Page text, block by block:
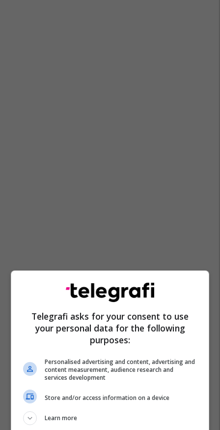
Telegrafi asks for your consent to use
your personal data for the following
purposes:
Personalised advertising and content, advertising and
content measurement, audience research and
services development
Store and/or access information on a device
Learn more